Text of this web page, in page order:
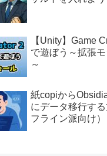
【Unity】Game
で遊ぼう～拡張
～
紙copiから
にデータ移行す
フライン派向け）